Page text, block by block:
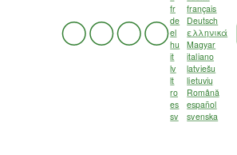
fr
français
de
Deutsch
el
ελληνικά
hu
Magyar
it
italiano
lv
latviešu
lt
lietuvių
ro
Română
es
español
sv
svenska